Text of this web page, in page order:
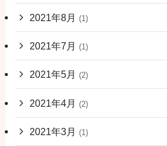
2021年8月 (1)
2021年7月 (1)
2021年5月 (2)
2021年4月 (2)
2021年3月 (1)